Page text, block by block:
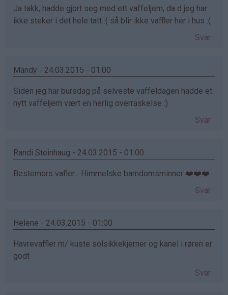
Ja takk, hadde gjort seg med ett vaffeljern, da d jeg har
ikke steker i det hele tatt :( så blir ikke vaffler her i hus :(
Svar
Mandy - 24.03.2015 - 01:00
Siden jeg har bursdag på selveste vaffeldagen hadde et
nytt vaffeljern vært en herlig overraskelse :)
Svar
Randi Steinhaug - 24.03.2015 - 01:00
Bestemors vafler... Himmelske barndomsminner ❤️❤️❤️
Svar
Helene - 24.03.2015 - 01:00
Havrevaffler m/ kuste solsikkekjerner og kanel i røren er
godt
Svar